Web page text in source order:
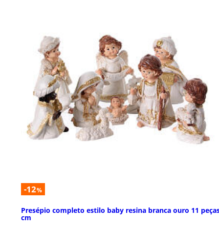
-12%
Presépio completo estilo baby resina branca ouro 11
cm